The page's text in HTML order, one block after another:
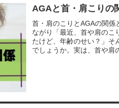
AGAと首・肩こりの
首・肩のこりとAGAの関係
ながり「最近、首や肩の
たけど、年齢のせい？」そ
でしょうか。実は、首や肩